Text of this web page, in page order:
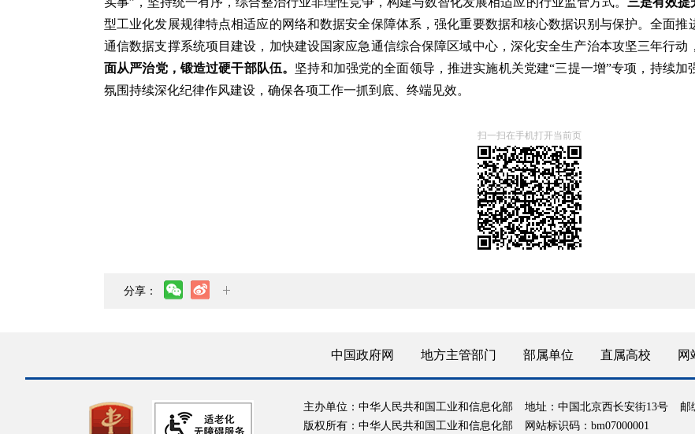
型工业化发展规律特点相适应的网络和数据安全保障体系，强化重要数据和核心数据识别与保护。全面
通信数据支撑系统项目建设，加快建设国家应急通信综合保障区域中心，深化安全生产治本攻坚三年行动
面从严治党，锻造过硬干部队伍。 坚持和加强党的全面领导，推进实施机关党建“三提一增”专项，持续
氛围持续深化纪律作风建设，确保各项工作一抓到底、终端见效。
扫一扫在手机打开当前页
分享：
中国政府网 地方主管部门 部属单位 直属高校 网
主办单位：中华人民共和国工业和信息化部 地址：中国北京西长安街13号
邮
版权所有：中华人民共和国工业和信息化部
网站标识码：bm07000001